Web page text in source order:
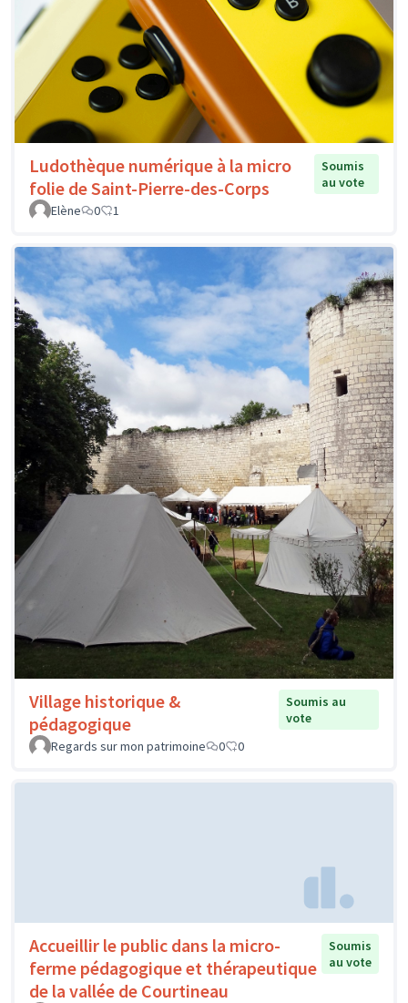
Ludothèque numérique à la micro
folie de Saint-Pierre-des-Corps
Soumis
au vote
Elène
0 1
Village historique &
pédagogique
Soumis au
vote
Regards sur mon patrimoine
0 0
Accueillir le public dans la micro-
ferme pédagogique et thérapeutique
de la vallée de Courtineau
Soumis
au vote